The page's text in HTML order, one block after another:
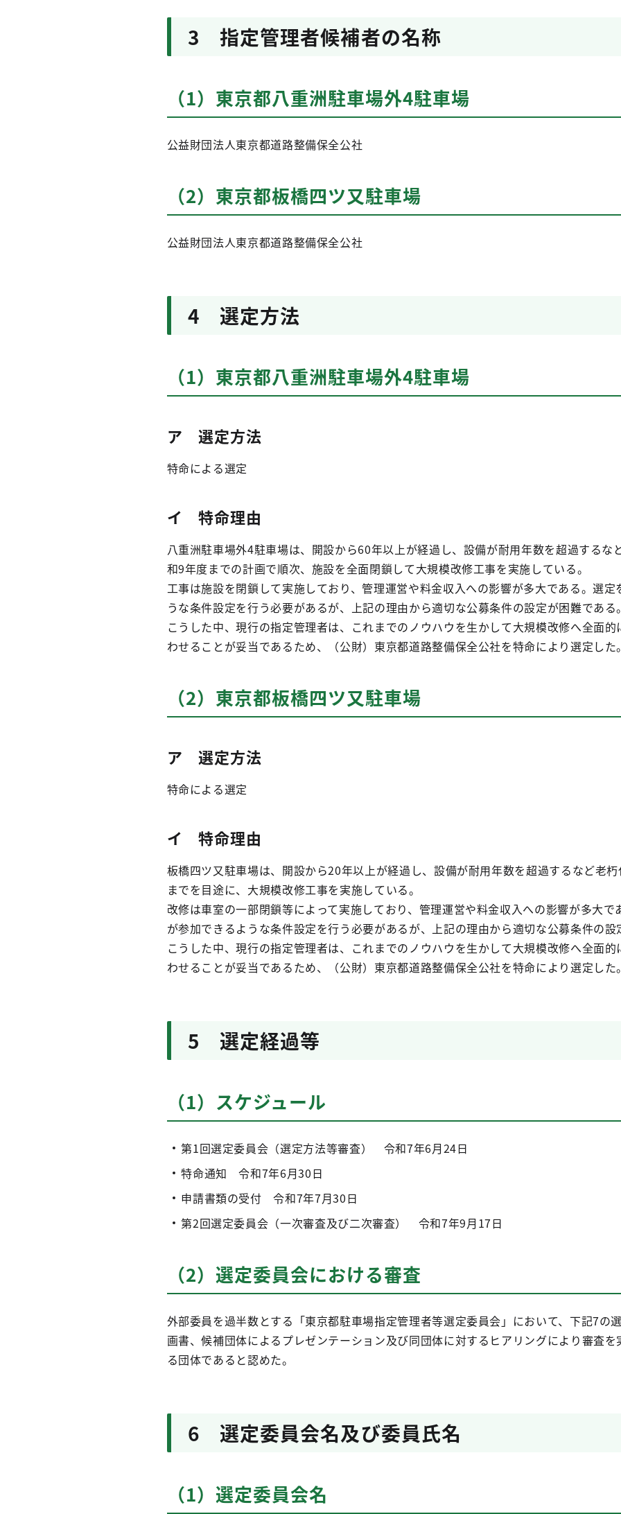
3 指定管理者候補者の名称
（1）東京都八重洲駐車場外4駐車場
公益財団法人東京都道路整備保全公社
（2）東京都板橋四ツ又駐車場
公益財団法人東京都道路整備保全公社
4 選定方法
（1）東京都八重洲駐車場外4駐車場
ア 選定方法
特命による選定
イ 特命理由
八重洲駐車場外4駐車場は、開設から60年以上が経過し、設備が耐用年数を超過する
和9年度までの計画で順次、施設を全面閉鎖して大規模改修工事を実施している。
工事は施設を閉鎖して実施しており、管理運営や料金収入への影響が多大である。選
うな条件設定を行う必要があるが、上記の理由から適切な公募条件の設定が困難である。
こうした中、現行の指定管理者は、これまでのノウハウを生かして大規模改修へ全面
わせることが妥当であるため、（公財）東京都道路整備保全公社を特命により選定した。
（2）東京都板橋四ツ又駐車場
ア 選定方法
特命による選定
イ 特命理由
板橋四ツ又駐車場は、開設から20年以上が経過し、設備が耐用年数を超過するなど老
までを目途に、大規模改修工事を実施している。
改修は車室の一部閉鎖等によって実施しており、管理運営や料金収入への影響が多大
が参加できるような条件設定を行う必要があるが、上記の理由から適切な公募条件の設
こうした中、現行の指定管理者は、これまでのノウハウを生かして大規模改修へ全面
わせることが妥当であるため、（公財）東京都道路整備保全公社を特命により選定した。
5 選定経過等
（1）スケジュール
第1回選定委員会（選定方法等審査） 令和7年6月24日
特命通知 令和7年6月30日
申請書類の受付 令和7年7月30日
第2回選定委員会（一次審査及び二次審査） 令和7年9月17日
（2）選定委員会における審査
外部委員を過半数とする「東京都駐車場指定管理者等選定委員会」において、下記7の
画書、候補団体によるプレゼンテーション及び同団体に対するヒアリングにより審査
る団体であると認めた。
6 選定委員会名及び委員氏名
（1）選定委員会名